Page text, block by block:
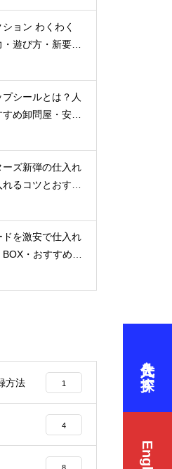
ョン わくわく
遊び方・新要素
シールとは？人
め卸問屋・安く
底解説
ズ新弾の仕入れ
るコツとおすす
を激安で仕入れ
・おすすめ仕
方法 1
4
仕入先を探す